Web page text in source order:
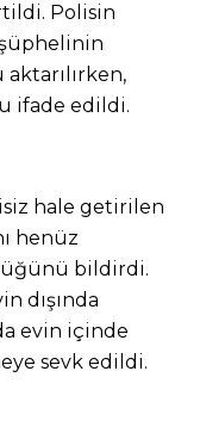
Polisin
şüphelinin
ifade edildi.
hale getirilen
henüz
bildirdi.
dışında
evin içinde
sevk edildi.